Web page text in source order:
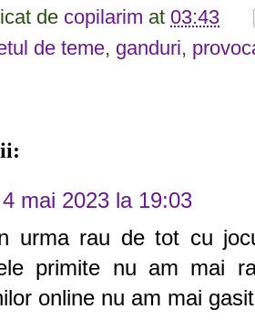
de copilarim at 03:43
de teme, ganduri,
4 mai 2023 la 19:03
urma rau de tot cu
primite nu am mai
online nu am mai